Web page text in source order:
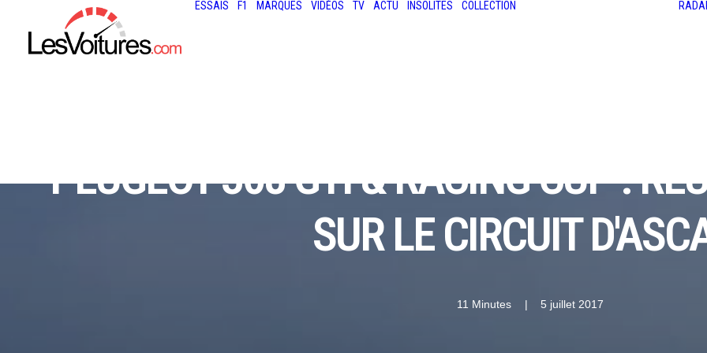
ESSAIS F1 MARQUES VIDÉOS TV ACTU INSOLITES COLLECTION
PEUGEOT 308 GTI & RACING CUP :
SUR LE CIRCUIT
11 Minutes | 5 juillet 2017